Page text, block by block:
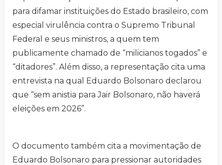
para difamar instituições do Estado brasileiro, com
especial virulência contra o Supremo Tribunal
Federal e seus ministros, a quem tem
publicamente chamado de “milicianos togados” e
“ditadores”. Além disso, a representação cita uma
entrevista na qual Eduardo Bolsonaro declarou
que “sem anistia para Jair Bolsonaro, não haverá
eleições em 2026”.
O documento também cita a movimentação de
Eduardo Bolsonaro para pressionar autoridades